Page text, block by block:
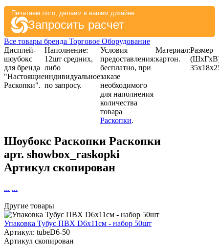
Печатаем лого, делаем в вашем дизайне
Запросить расчет
Все товары бренда Торговое Оборудование
Дисплей-
шоубокс
для бренда
"Настоящие
Раскопки".
Наполнение:
12шт средних,
либо
индивидуальное
по запросу.
Условия
предоставления:
бесплатно, при
заказе
необходимого
для наполнения
количества
товара
Раскопки.
Материал:
картон.
Размер
Шоубокс Раскопки Раскопки
арт. showbox_raskopki
Артикул скопирован
... ...
Другие товары
Упаковка Тубус ПВХ D6x11см - набор 50шт
Артикул: tubeD6-50
Артикул скопирован